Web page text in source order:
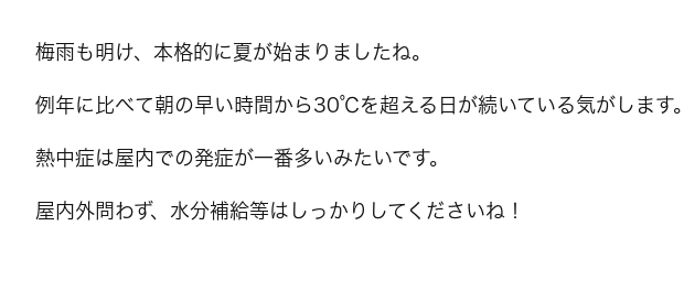
梅雨も明け、本格的に夏が始まりましたね。
例年に比べて朝の早い時間から30℃を超える日が続いている気がします。
熱中症は屋内での発症が一番多いみたいです。
屋内外問わず、水分補給等はしっかりしてくださいね！